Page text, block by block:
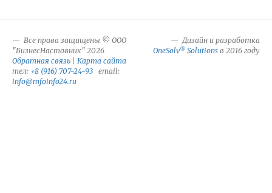
Все права защищены © ООО
"БизнесНаставник" 2026
Обратная связь
Карта сайта
тел: +8 (916) 707-24-93 email:
info@mfoinfo24.ru
Дизайн и разработка
OneSolv® Solutions в 2016 году